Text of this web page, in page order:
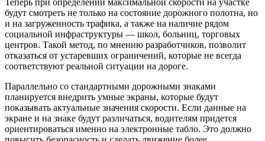
будут смотреть не только на состояние дорожного полотна, но
и на загруженность трафика, а также на наличие рядом
социальной инфраструктуры — школ, больниц, торговых
центров. Такой метод, по мнению разработчиков, позволит
отказаться от устаревших ограничений, которые не всегда
соответствуют реальной ситуации на дороге.
Параллельно со стандартными дорожными знаками
планируется внедрить умные экраны, которые будут
показывать актуальные значения скорости. Если данные на
экране и на знаке будут различаться, водителям придется
ориентироваться именно на электронные табло. Это должно